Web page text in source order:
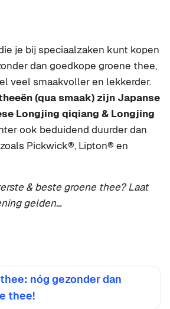
je bij speciaalzaken kunt kopen
dan goedkope groene thee,
veel smaakvoller en lekkerder.
(qua smaak) zijn Japanse
Longjing qiqiang & Longjing
ook beduidend duurder dan
Pickwick®, Lipton® en
& beste groene thee? Laat
gelden…
nóg gezonder dan
thee!